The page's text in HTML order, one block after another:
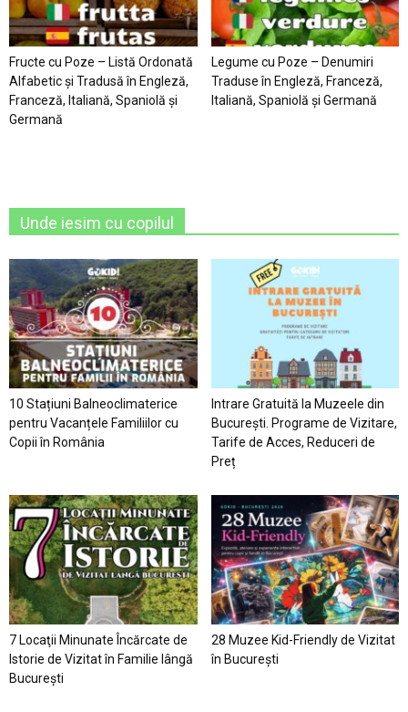
Fructe cu Poze – Listă Ordonată
Alfabetic şi Tradusă în Engleză,
Franceză, Italiană, Spaniolă şi
Germană
Legume cu Poze – Denumiri
Traduse în Engleză, Franceză,
Italiană, Spaniolă şi Germană
Unde iesim cu copilul
10 Stațiuni Balneoclimaterice
pentru Vacanțele Familiilor cu
Copii în România
Intrare Gratuită la Muzeele din
București. Programe de Vizitare,
Tarife de Acces, Reduceri de
Preț
7 Locaţii Minunate Încărcate de
Istorie de Vizitat în Familie lângă
București
28 Muzee Kid-Friendly de Vizitat
în București